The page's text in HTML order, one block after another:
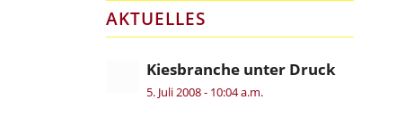
AKTUELLES
Kiesbranche unter Druck
5. Juli 2008 - 10:04 a.m.